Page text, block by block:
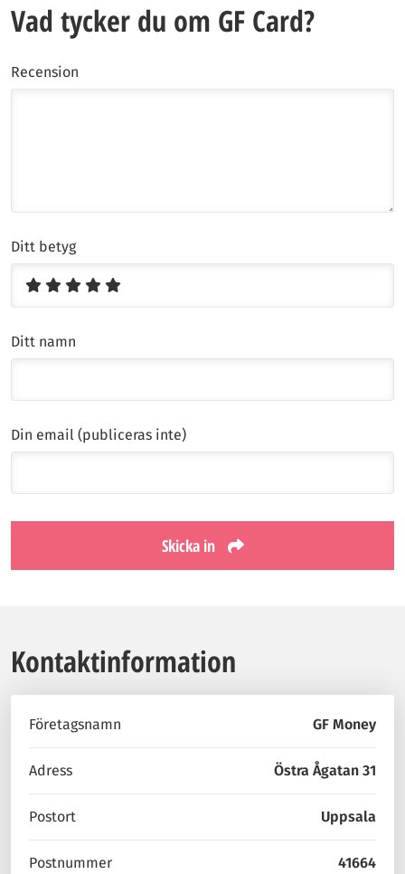
Vad tycker du om GF Card?
Recension
Ditt betyg
Ditt namn
Din email (publiceras inte)
Skicka in
Kontaktinformation
Företagsnamn GF Money
Adress Östra Ågatan 31
Postort Uppsala
Postnummer 41664